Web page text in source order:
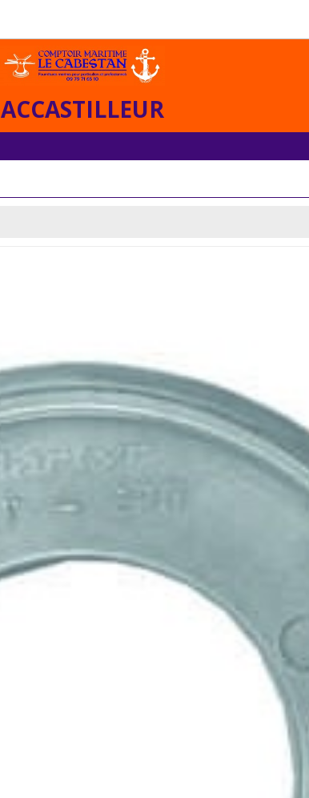
ACCASTILLEUR